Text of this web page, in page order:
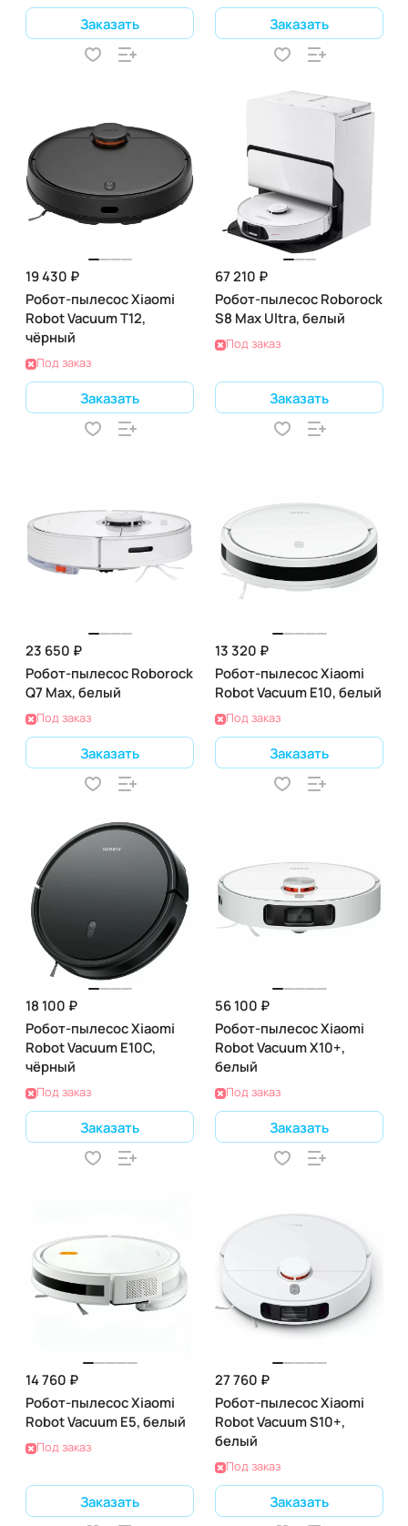
Заказать Заказать
19 430 ₽
Робот-пылесос Xiaomi
Robot Vacuum T12,
чёрный
Под заказ
Заказать
67 210 ₽
Робот-пылесос Roborock
S8 Max Ultra, белый
Под заказ
Заказать
23 650 ₽
Робот-пылесос Roborock
Q7 Max, белый
Под заказ
Заказать
13 320 ₽
Робот-пылесос Xiaomi
Robot Vacuum E10, белый
Под заказ
Заказать
18 100 ₽
Робот-пылесос Xiaomi
Robot Vacuum E10C,
чёрный
Под заказ
Заказать
56 100 ₽
Робот-пылесос Xiaomi
Robot Vacuum X10+,
белый
Под заказ
Заказать
14 760 ₽
Робот-пылесос Xiaomi
Robot Vacuum E5, белый
Под заказ
Заказать
27 760 ₽
Робот-пылесос Xiaomi
Robot Vacuum S10+,
белый
Под заказ
Заказать